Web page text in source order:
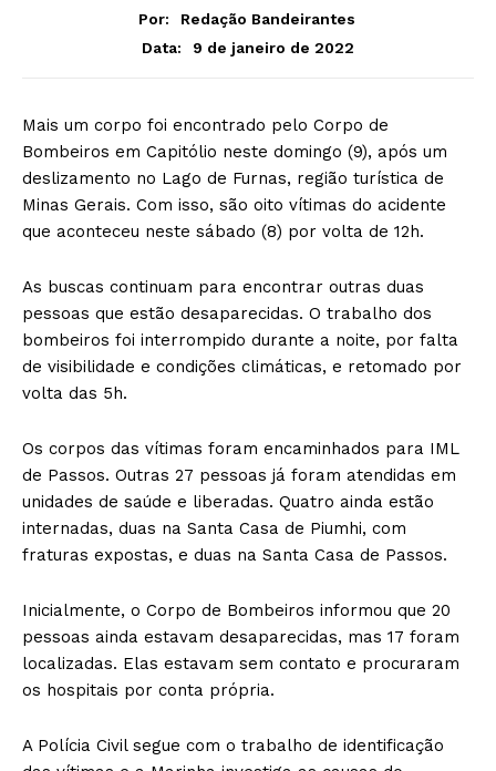
Por:
Redação Bandeirantes
Data:
9 de janeiro de 2022
Mais um corpo foi encontrado pelo Corpo de
Bombeiros em Capitólio neste domingo (9), após um
deslizamento no Lago de Furnas, região turística de
Minas Gerais. Com isso, são oito vítimas do acidente
que aconteceu neste sábado (8) por volta de 12h.
As buscas continuam para encontrar outras duas
pessoas que estão desaparecidas. O trabalho dos
bombeiros foi interrompido durante a noite, por falta
de visibilidade e condições climáticas, e retomado por
volta das 5h.
Os corpos das vítimas foram encaminhados para IML
de Passos. Outras 27 pessoas já foram atendidas em
unidades de saúde e liberadas. Quatro ainda estão
internadas, duas na Santa Casa de Piumhi, com
fraturas expostas, e duas na Santa Casa de Passos.
Inicialmente, o Corpo de Bombeiros informou que 20
pessoas ainda estavam desaparecidas, mas 17 foram
localizadas. Elas estavam sem contato e procuraram
os hospitais por conta própria.
A Polícia Civil segue com o trabalho de identificação